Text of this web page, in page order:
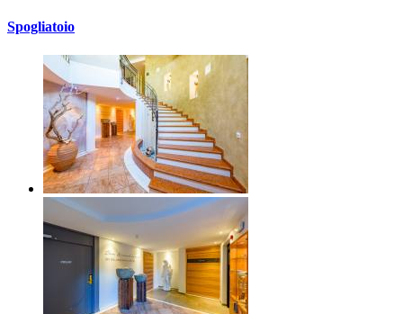
Spogliatoio